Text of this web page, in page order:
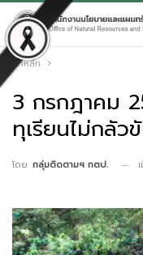
หน้าหลัก
3 กรกฎาคม
ทุเรียนไม่กลัว
โดย กลุ่มติดตามฯ กตป.